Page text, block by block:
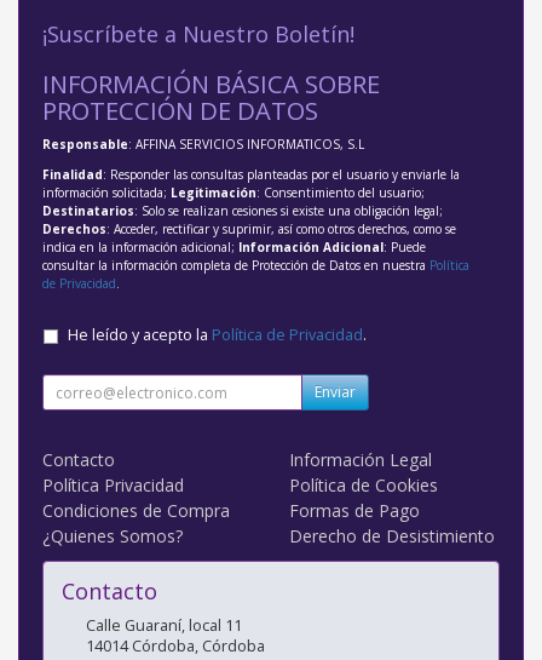
¡Suscríbete a Nuestro Boletín!
INFORMACIÓN BÁSICA SOBRE
PROTECCIÓN DE DATOS
Responsable: AFFINA SERVICIOS INFORMATICOS, S.L
Finalidad: Responder las consultas planteadas por el usuario y enviarle la
información solicitada; Legitimación: Consentimiento del usuario;
Destinatarios: Solo se realizan cesiones si existe una obligación legal;
Derechos: Acceder, rectificar y suprimir, así como otros derechos, como se
indica en la información adicional; Información Adicional: Puede
consultar la información completa de Protección de Datos en nuestra Política
de Privacidad.
He leído y acepto la Política de Privacidad.
Enviar
Contacto
Información Legal
Política Privacidad
Política de Cookies
Condiciones de Compra
Formas de Pago
¿Quienes Somos?
Derecho de Desistimiento
Contacto
Calle Guaraní, local 11
14014 Córdoba, Córdoba